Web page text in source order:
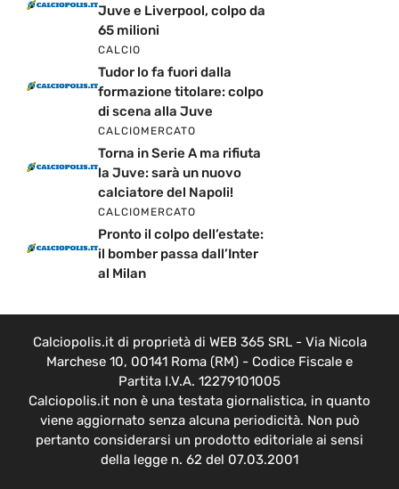
Juve e Liverpool, colpo da
65 milioni
CALCIO
Tudor lo fa fuori dalla
formazione titolare: colpo
di scena alla Juve
CALCIOMERCATO
Torna in Serie A ma rifiuta
la Juve: sarà un nuovo
calciatore del Napoli!
CALCIOMERCATO
Pronto il colpo dell’estate:
il bomber passa dall’Inter
al Milan
Calciopolis.it di proprietà di WEB 365 SRL - Via Nicola
Marchese 10, 00141 Roma (RM) - Codice Fiscale e
Partita I.V.A. 12279101005
Calciopolis.it non è una testata giornalistica, in quanto
viene aggiornato senza alcuna periodicità. Non può
pertanto considerarsi un prodotto editoriale ai sensi
della legge n. 62 del 07.03.2001